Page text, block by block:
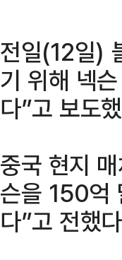
전일(12일)
기 위해 넥
다”고 보도
중국 현지
슨을 150억
다”고 전했